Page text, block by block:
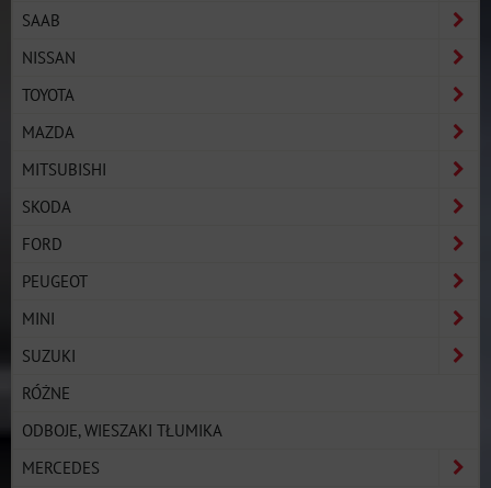
SAAB
NISSAN
TOYOTA
MAZDA
MITSUBISHI
SKODA
FORD
PEUGEOT
MINI
SUZUKI
RÓŻNE
ODBOJE, WIESZAKI TŁUMIKA
MERCEDES